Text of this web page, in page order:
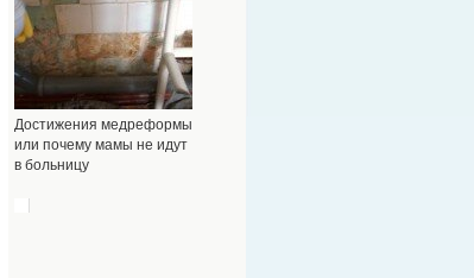
Достижения медреформы
или почему мамы не идут
в больницу